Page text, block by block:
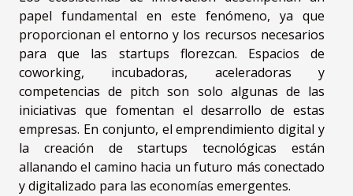
papel fundamental en este fenómeno, ya que
proporcionan el entorno y los recursos necesarios
para que las startups florezcan. Espacios de
coworking, incubadoras, aceleradoras y
competencias de pitch son solo algunas de las
iniciativas que fomentan el desarrollo de estas
empresas. En conjunto, el emprendimiento digital y
la creación de startups tecnológicas están
allanando el camino hacia un futuro más conectado
y digitalizado para las economías emergentes.